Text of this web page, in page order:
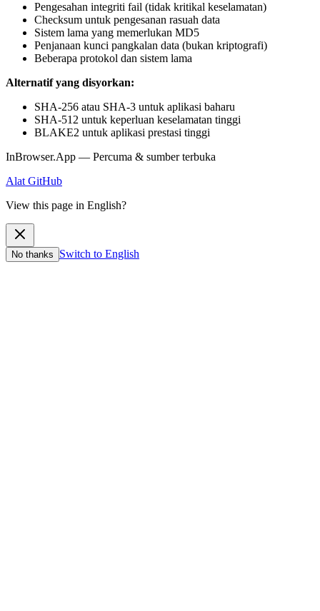
Pengesahan integriti fail (tidak kritikal keselamatan)
Checksum untuk pengesanan rasuah data
Sistem lama yang memerlukan MD5
Penjanaan kunci pangkalan data (bukan kriptografi)
Beberapa protokol dan sistem lama
Alternatif yang disyorkan:
SHA-256 atau SHA-3 untuk aplikasi baharu
SHA-512 untuk keperluan keselamatan tinggi
BLAKE2 untuk aplikasi prestasi tinggi
InBrowser.App — Percuma & sumber terbuka
Alat GitHub
View this page in English?
No thanks Switch to English